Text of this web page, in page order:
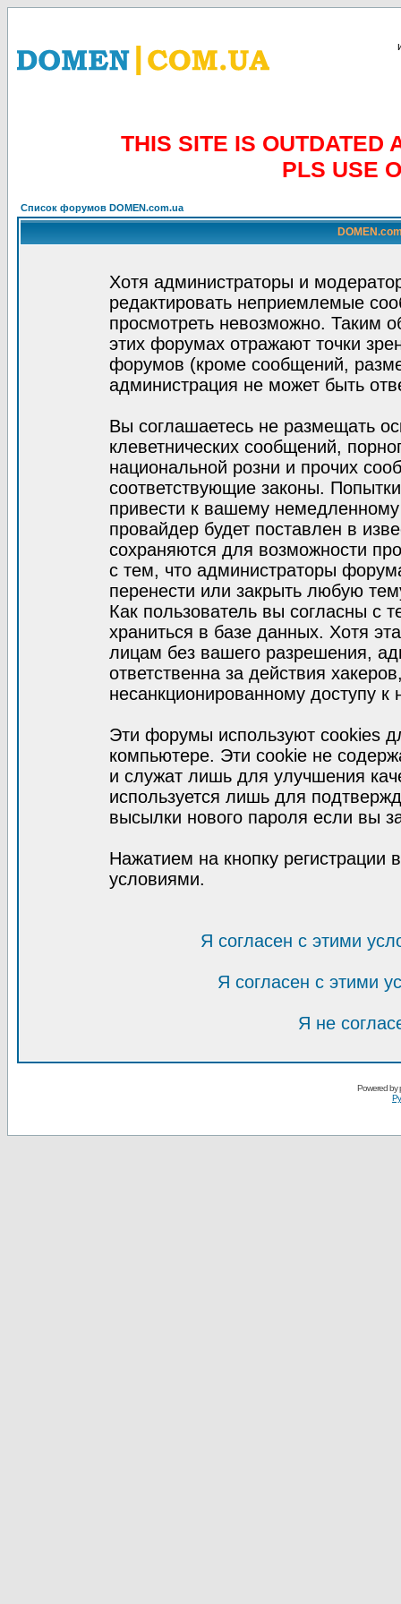
THIS SITE IS OUTDATED
PLS USE
Список форумов DOMEN.com.ua
Хотя администраторы и
редактировать неприемлемые
просмотреть невозможно. Таким
этих форумах отражают точки
форумов (кроме сообщений,
администрация не может быть
Вы соглашаетесь не размещать
клеветнических сообщений,
национальной розни и прочих
соответствующие законы.
привести к вашему
провайдер будет поставлен в
сохраняются для возможности
с тем, что администраторы
перенести или закрыть любую
Как пользователь вы согласны с
храниться в базе данных. Хотя
лицам без вашего разрешения,
ответственна за действия
несанкционированному доступу к
Эти форумы используют cookies
компьютере. Эти cookie не
и служат лишь для улучшения
используется лишь для
высылки нового пароля если вы
Нажатием на кнопку регистрации
условиями.
Я согласен с этими
Я согласен с этими
Я не
Powered by